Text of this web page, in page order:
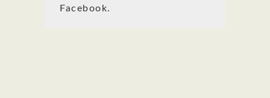
Facebook.